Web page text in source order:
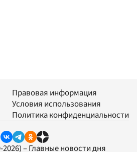
Правовая информация
Условия использования
Политика конфиденциальности
– Главные новости дня